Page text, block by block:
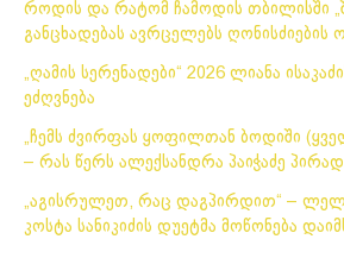
როდის და რატომ ჩამოდის თბილისში
განცხადებას ავრცელებს ღონისძიების
„ღამის სერენადები“ 2026 ლიანა
ეძღვნება
„ჩემს ძვირფას ყოფილთან ბოდიში
– რას წერს ალექსანდრა პაიჭაძე
„აგისრულეთ, რაც დაგპირდით“ –
კოსტა სანიკიძის დუეტმა მოწონება